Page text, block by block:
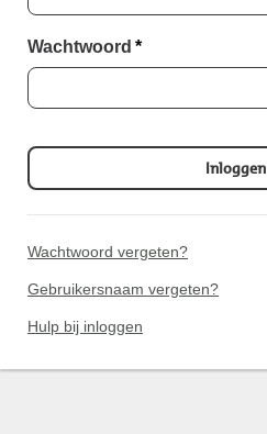
Wachtwoord *
Inloggen
Wachtwoord vergeten?
Gebruikersnaam vergeten?
Hulp bij inloggen